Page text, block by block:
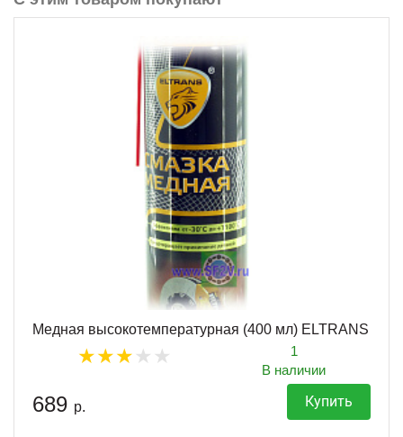
Медная высокотемпературная (400 мл) ELTRANS
1
В наличии
689 р. Купить